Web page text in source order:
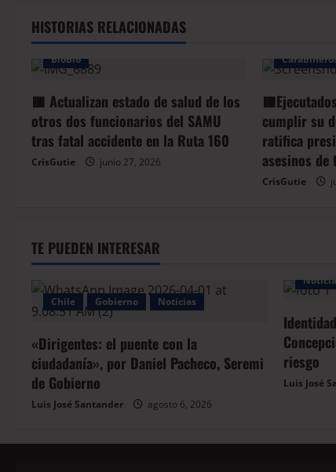
HISTORIAS RELACIONADAS
BioBio
🟥 Actualizan estado de salud de los
otros dos funcionarios del SAMU
tras fatal accidente en la Ruta 160
CrisGutie junio 27, 2026
cumplir su
ratifica
asesinos de
CrisGutie
TE PUEDEN INTERESAR
Chile Gobierno Noticias
«Dirigentes: el puente con la
ciudadanía», por Daniel Pacheco, Seremi
de Gobierno
Luis José Santander agosto 6, 2026
riesgo
Luis José